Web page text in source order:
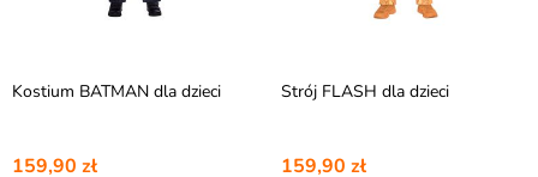
Kostium BATMAN dla dzieci
159,90 zł
Strój FLASH dla dzieci
159,90 zł